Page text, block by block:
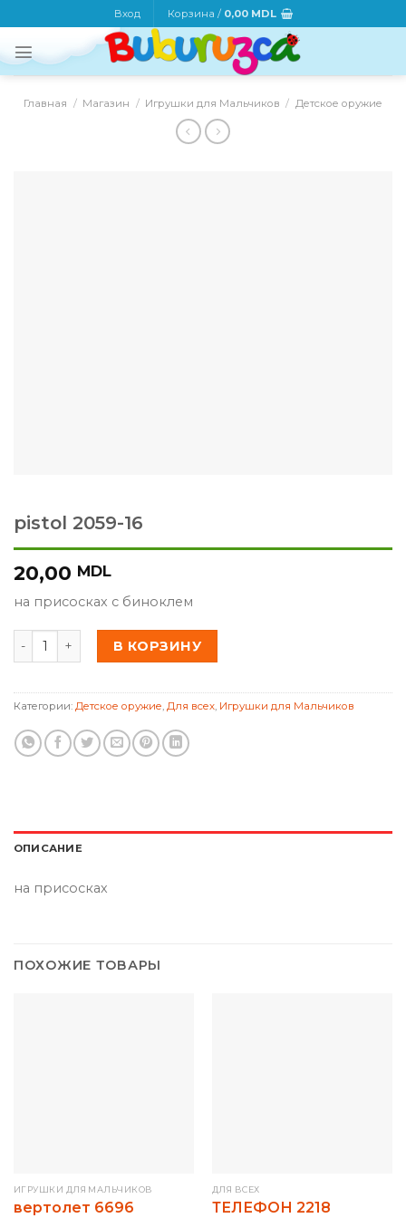
to
content
Вход Корзина / 0,00 MDL
Главная / Магазин / Игрушки для Мальчиков / Детское оружие
pistol 2059-16
20,00 MDL
на присосках с биноклем
Количество товара pistol 2059-16
В КОРЗИНУ
Категории: Детское оружие, Для всех, Игрушки для Мальчиков
ОПИСАНИЕ
на присосках
ПОХОЖИЕ ТОВАРЫ
ИГРУШКИ ДЛЯ МАЛЬЧИКОВ
вертолет 6696
ДЛЯ ВСЕХ
ТЕЛЕФОН 2218